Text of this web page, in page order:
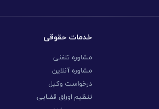
خدمات حقوقی
مشاوره تلفنی
مشاوره آنلاین
درخواست وکیل
تنظیم اوراق قضایی